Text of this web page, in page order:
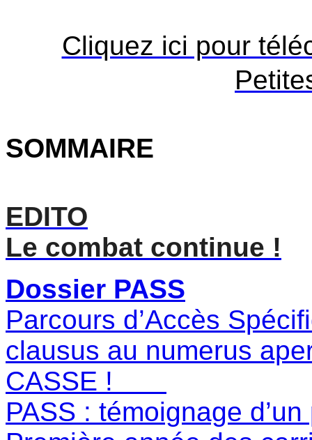
Cliquez ici pour
SOMMAIRE
EDITO
Le combat continue !
Dossier PASS
Parcours d’Accès
clausus au numerus
CASSE !
PASS : témoignage